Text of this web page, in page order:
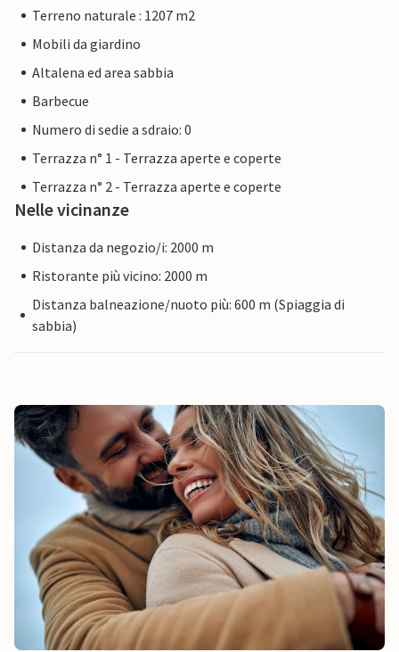
Terreno naturale : 1207 m2
Mobili da giardino
Altalena ed area sabbia
Barbecue
Numero di sedie a sdraio: 0
Terrazza n° 1 - Terrazza aperte e coperte
Terrazza n° 2 - Terrazza aperte e coperte
Nelle vicinanze
Distanza da negozio/i: 2000 m
Ristorante più vicino: 2000 m
Distanza balneazione/nuoto più: 600 m (Spiaggia di
sabbia)